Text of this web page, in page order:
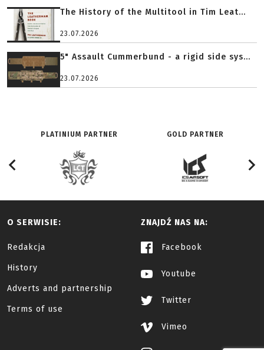
The History of the Multitool in Tim Leat...
23.07.2026
5" Assault Cummerbund - a rigid side sys...
23.07.2026
PLATINIUM PARTNER GOLD PARTNER
O SERWISIE:
Redakcja
History
Adverts and partnership
Terms of use
ZNAJDŹ NAS NA:
Facebook
Youtube
Twitter
Vimeo